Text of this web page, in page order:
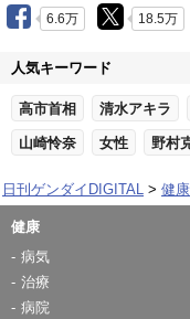
6.6万 18.5万
人気キーワード
高市首相 清水アキラ
山崎怜奈 女性 野村
日刊ゲンダイDIGITAL 健康
健康
病気
治療
病院